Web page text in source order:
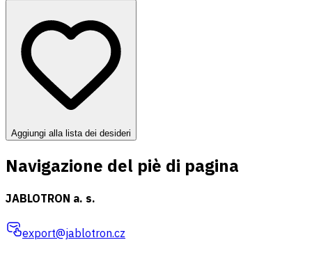
Aggiungi alla lista dei desideri
Navigazione del piè di pagina
JABLOTRON a. s.
export@jablotron.cz